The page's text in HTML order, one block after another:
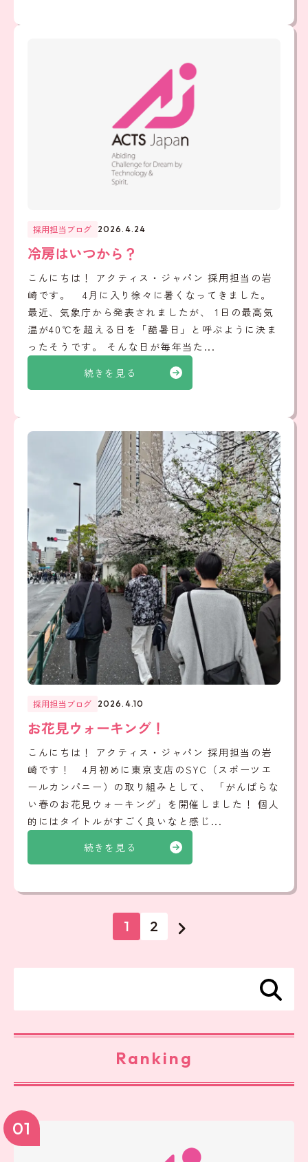
続きを見る
採用担当ブログ 2026.4.24
冷房はいつから？
こんにちは！ アクティス・ジャパン 採用担当の岩
崎です。 4月に入り徐々に暑くなってきました。
最近、気象庁から発表されましたが、 1日の最高気
温が40℃を超える日を「酷暑日」と呼ぶように決ま
ったそうです。 そんな日が毎年当た...
続きを見る
採用担当ブログ 2026.4.10
お花見ウォーキング！
こんにちは！ アクティス・ジャパン 採用担当の岩
崎です！ 4月初めに東京支店のSYC（スポーツエ
ールカンパニー）の取り組みとして、 「がんばらな
い春のお花見ウォーキング」を開催しました！ 個人
的にはタイトルがすごく良いなと感じ...
1 2
Ranking
01